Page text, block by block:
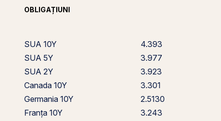
OBLIGAȚIUNI
SUA 10Y
4.393
SUA 5Y
3.977
SUA 2Y
3.923
Canada 10Y
3.301
Germania 10Y
2.5130
Franța 10Y
3.243